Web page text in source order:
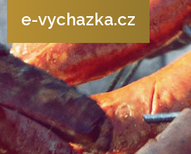
e-vychazka.cz